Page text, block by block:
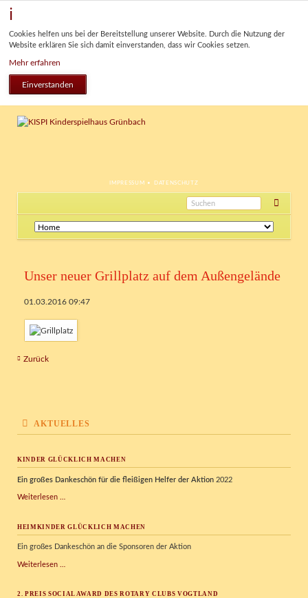
Cookies helfen uns bei der Bereitstellung unserer Website. Durch die Nutzung der
Website erklären Sie sich damit einverstanden, dass wir Cookies setzen.
Mehr erfahren
Einverstanden
NAVIGATION
IMPRESSUM DATENSCHUTZ
Navigation
überspringen
Unser neuer Grillplatz auf dem Außengelände
01.03.2016 09:47
Zurück
AKTUELLES
KINDER GLÜCKLICH MACHEN
Ein großes Dankeschön für die fleißigen Helfer der Aktion2022
Weiterlesen …
HEIMKINDER GLÜCKLICH MACHEN
Ein großes Dankeschön an die Sponsoren der Aktion
Weiterlesen …
2. PREIS SOCIAL AWARD DES ROTARY CLUBS VOGTLAND